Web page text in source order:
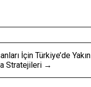
İçin Türkiye’de Yakın
Stratejileri →